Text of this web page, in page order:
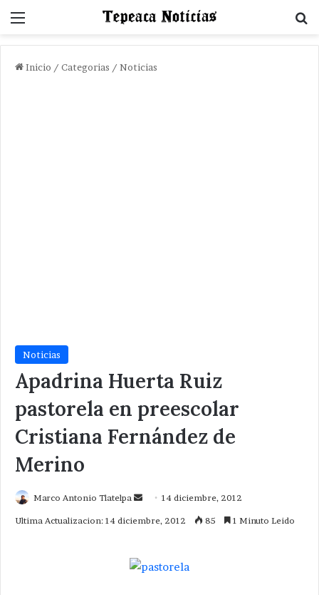
Menu
Inicio / Categorias / Noticias
Noticias
Apadrina Huerta Ruiz
pastorela en preescolar
Cristiana Fernández de
Merino
Marco Antonio Tlatelpa
Send14 diciembre, 2012
Ultima Actualizacion: 14 diciembre, 2012 85 1 Minuto Leido